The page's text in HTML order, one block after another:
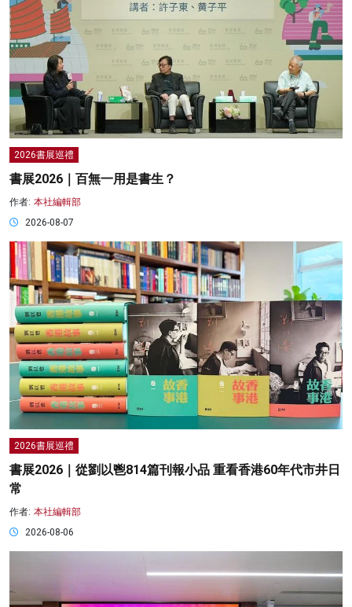
2026書展巡禮
書展2026｜百無一用是書生？
作者: 本社編輯部
2026-08-07
2026書展巡禮
書展2026｜從劉以鬯814篇刊報小品 重看香港60年代市井日
常
作者: 本社編輯部
2026-08-06